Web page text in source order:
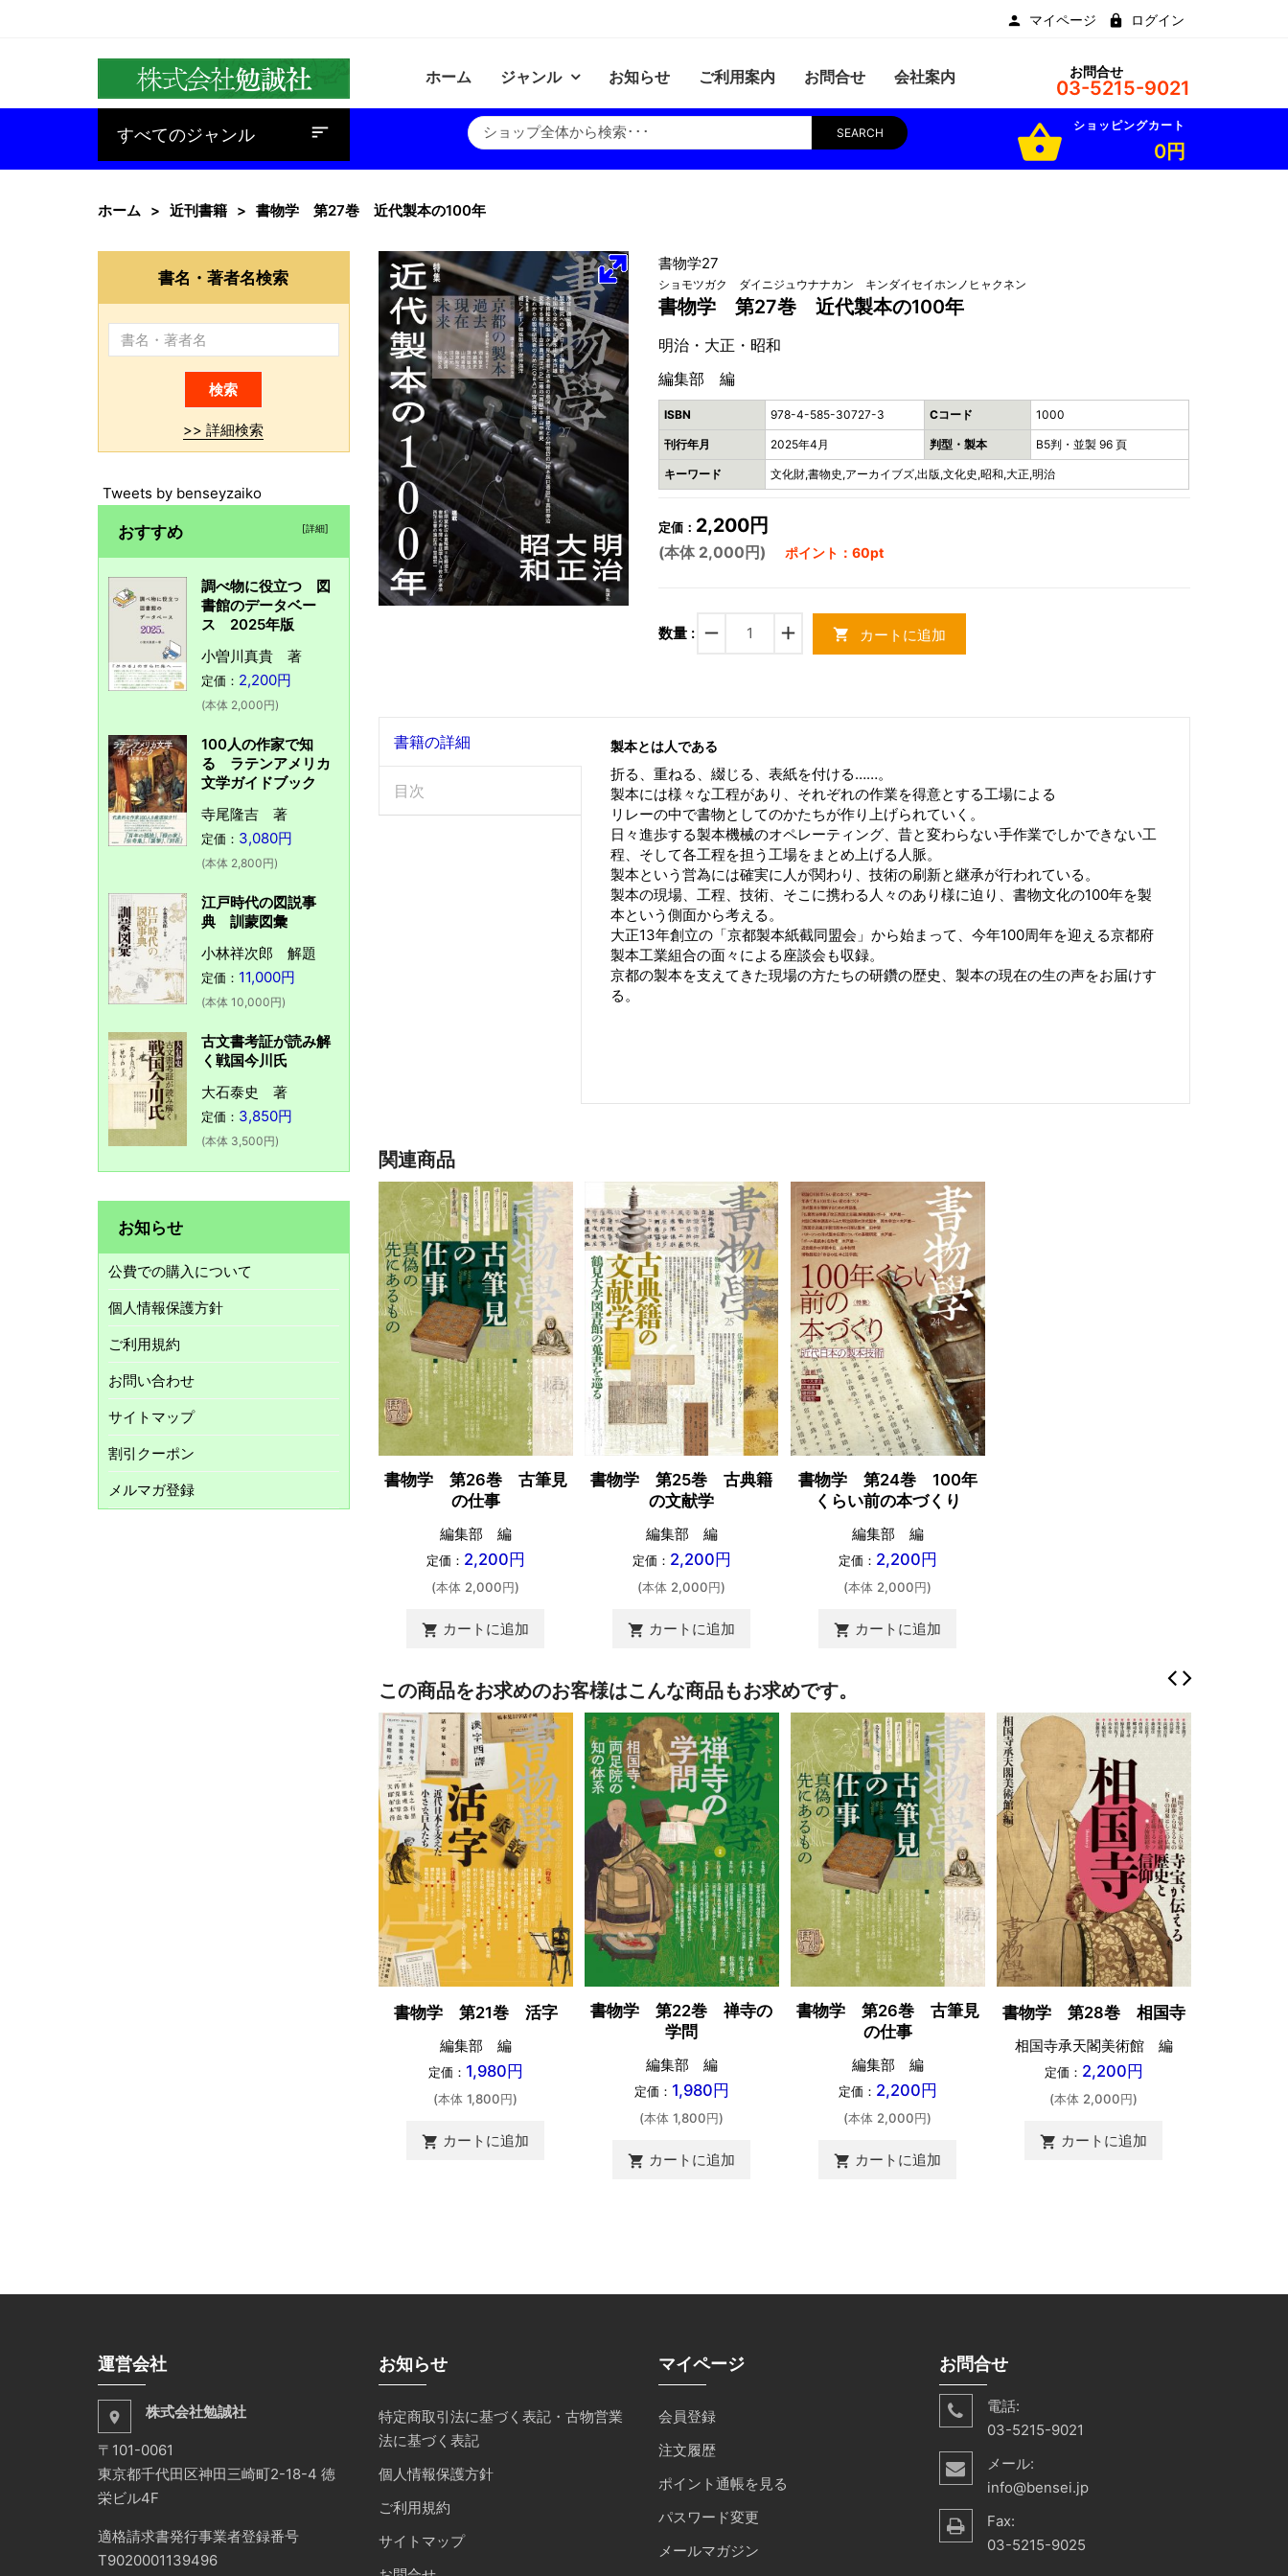
マイページ ログイン
ホーム ジャンル お知らせ ご利用案内 お問合せ 会社案内 お問合せ
03-5215-9021
すべてのジャンル
baseline_sort SEARCH shopping_basket ショッピングカート
0円
ホーム 近刊書籍 書物学 第27巻 近代製本の100年
書物学27
ショモツガク ダイニジュウナナカン キンダイセイホンノヒャクネン
書物学 第27巻 近代製本の100年
明治・大正・昭和
編集部 編
ISBN 978-4-585-30727-3 Cコード 1000
刊行年月 2025年4月 判型・製本 B5判・並製 96 頁
キーワード 文化財,書物史,アーカイブズ,出版,文化史,昭和,大正,明治
定価： 2,200円
(本体 2,000円) ポイント：60pt
数量 : remove add shopping_cart カートに追加
書籍の詳細
目次
製本とは人である
折る、重ねる、綴じる、表紙を付ける……。
製本には様々な工程があり、それぞれの作業を得意とする工場による
リレーの中で書物としてのかたちが作り上げられていく。
日々進歩する製本機械のオペレーティング、昔と変わらない手作業でしかできない工
程、そして各工程を担う工場をまとめ上げる人脈。
製本という営為には確実に人が関わり、技術の刷新と継承が行われている。
製本の現場、工程、技術、そこに携わる人々のあり様に迫り、書物文化の100年を製
本という側面から考える。
大正13年創立の「京都製本紙截同盟会」から始まって、今年100周年を迎える京都府
製本工業組合の面々による座談会も収録。
京都の製本を支えてきた現場の方たちの研鑽の歴史、製本の現在の生の声をお届けす
る。
関連商品
書物学 第26巻 古筆見
の仕事
編集部 編
定価： 2,200円
(本体 2,000円)
shopping_cart カートに追加
書物学 第25巻 古典籍
の文献学
編集部 編
定価： 2,200円
(本体 2,000円)
shopping_cart カートに追加
書物学 第24巻 100年
くらい前の本づくり
編集部 編
定価： 2,200円
(本体 2,000円)
shopping_cart カートに追加
この商品をお求めのお客様はこんな商品もお求めです。
書物学 第21巻 活字
編集部 編
定価： 1,980円
(本体 1,800円)
shopping_cart カートに追加
書物学 第22巻 禅寺の
学問
編集部 編
定価： 1,980円
(本体 1,800円)
shopping_cart カートに追加
書物学 第26巻 古筆見
の仕事
編集部 編
定価： 2,200円
(本体 2,000円)
shopping_cart カートに追加
書物学 第28巻 相国寺
相国寺承天閣美術館 編
定価： 2,200円
(本体 2,000円)
shopping_cart カートに追加
書名・著者名検索
>> 詳細検索
Tweets by benseyzaiko
おすすめ [詳細]
調べ物に役立つ 図
書館のデータベー
ス 2025年版
小曽川真貴 著
定価： 2,200円
(本体 2,000円)
100人の作家で知
る ラテンアメリカ
文学ガイドブック
寺尾隆吉 著
定価： 3,080円
(本体 2,800円)
江戸時代の図説事
典 訓蒙図彙
小林祥次郎 解題
定価： 11,000円
(本体 10,000円)
古文書考証が読み解
く戦国今川氏
大石泰史 著
定価： 3,850円
(本体 3,500円)
お知らせ
公費での購入について
個人情報保護方針
ご利用規約
お問い合わせ
サイトマップ
割引クーポン
メルマガ登録
運営会社
place 株式会社勉誠社
〒101-0061
東京都千代田区神田三崎町2-18-4 徳
栄ビル4F
適格請求書発行事業者登録番号
T9020001139496
お知らせ
特定商取引法に基づく表記・古物営業
法に基づく表記
個人情報保護方針
ご利用規約
サイトマップ
マイページ
会員登録
注文履歴
ポイント通帳を見る
パスワード変更
メールマガジン
お問合せ
電話:
03-5215-9021
メール:
info@bensei.jp
Fax:
03-5215-9025